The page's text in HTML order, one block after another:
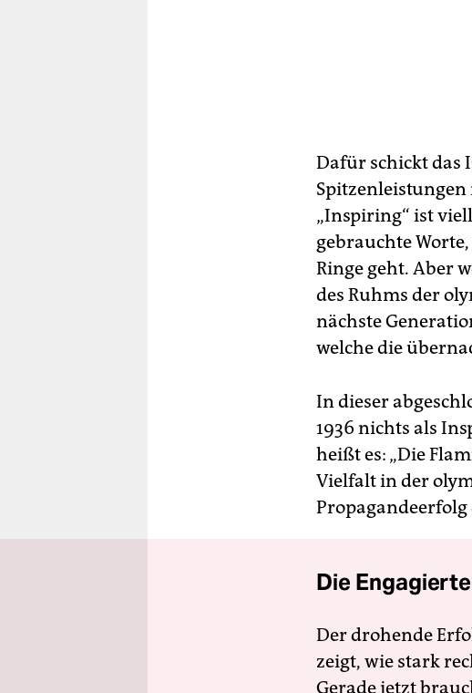
Dafür schickt das
Spitzenleistungen
„Inspiring“ ist
gebrauchte
Ringe geht. Aber
des Ruhms der
nächste
welche die
In dieser
1936 nichts als
heißt es: „Die
Vielfalt in der
Propagandeerfolg
Die
Der drohende
zeigt, wie stark
Gerade jetzt